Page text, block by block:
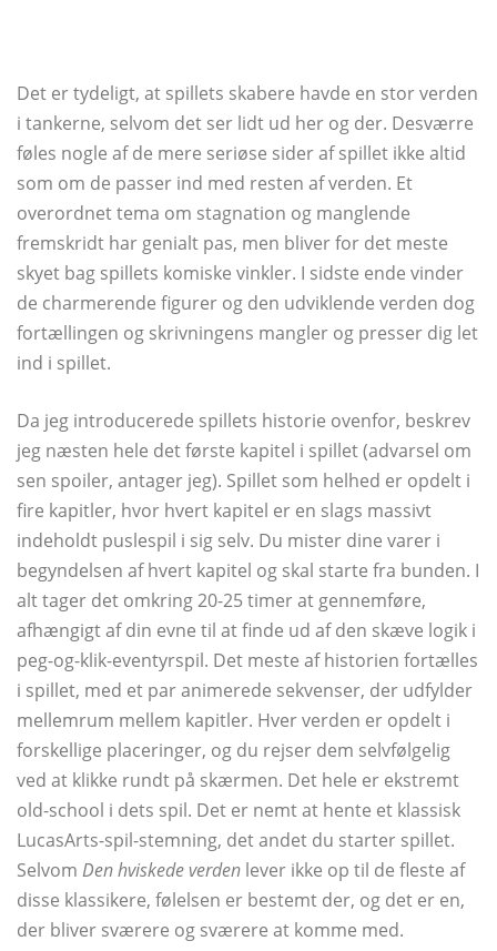
Det er tydeligt, at spillets skabere havde en stor verden
i tankerne, selvom det ser lidt ud her og der. Desværre
føles nogle af de mere seriøse sider af spillet ikke altid
som om de passer ind med resten af ​​verden. Et
overordnet tema om stagnation og manglende
fremskridt har genialt pas, men bliver for det meste
skyet bag spillets komiske vinkler. I sidste ende vinder
de charmerende figurer og den udviklende verden dog
fortællingen og skrivningens mangler og presser dig let
ind i spillet.
Da jeg introducerede spillets historie ovenfor, beskrev
jeg næsten hele det første kapitel i spillet (advarsel om
sen spoiler, antager jeg). Spillet som helhed er opdelt i
fire kapitler, hvor hvert kapitel er en slags massivt
indeholdt puslespil i sig selv. Du mister dine varer i
begyndelsen af ​​hvert kapitel og skal starte fra bunden. I
alt tager det omkring 20-25 timer at gennemføre,
afhængigt af din evne til at finde ud af den skæve logik i
peg-og-klik-eventyrspil. Det meste af historien fortælles
i spillet, med et par animerede sekvenser, der udfylder
mellemrum mellem kapitler. Hver verden er opdelt i
forskellige placeringer, og du rejser dem selvfølgelig
ved at klikke rundt på skærmen. Det hele er ekstremt
old-school i dets spil. Det er nemt at hente et klassisk
LucasArts-spil-stemning, det andet du starter spillet.
Selvom Den hviskede verden lever ikke op til de fleste af
disse klassikere, følelsen er bestemt der, og det er en,
der bliver sværere og sværere at komme med.